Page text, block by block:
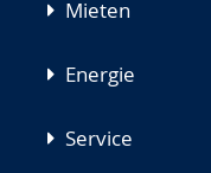
Mieten
Energie
Service